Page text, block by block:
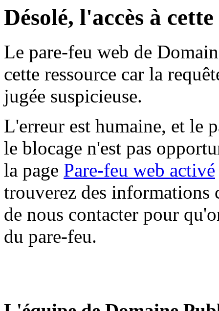
Désolé, l'accès à
Le pare-feu web de
cette ressource car la
jugée suspicieuse.
L'erreur est humaine, et le
le blocage n'est pas
la page Pare-feu web activé
trouverez des informations
de nous contacter pour
du pare-feu.